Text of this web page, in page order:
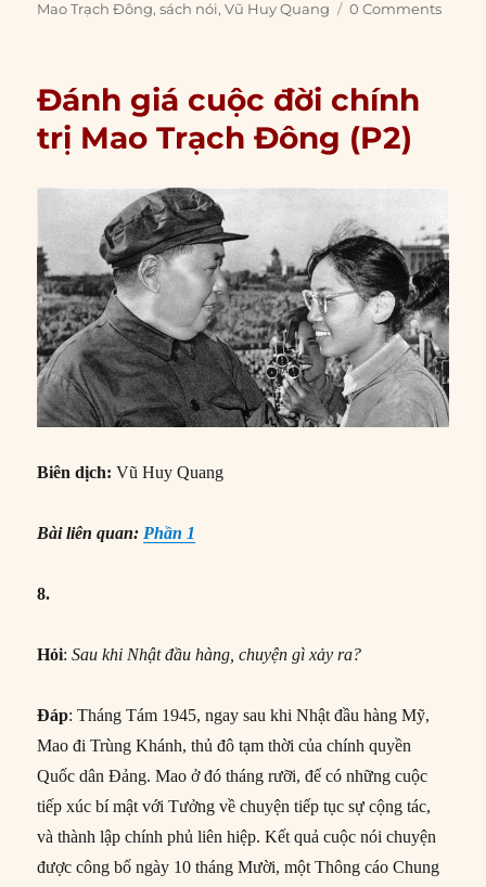
on
Mao Trạch Đông,sách nói,Vũ Huy Quang 0 Comments
Đánh giá cuộc đời chính
trị Mao Trạch Đông (P2)
Biên dịch:Vũ Huy Quang
Bài liên quan: Phần 1
8.
Hỏi:Sau khi Nhật đầu hàng, chuyện gì xảy ra?
Đáp: Tháng Tám 1945, ngay sau khi Nhật đầu hàng Mỹ,
Mao đi Trùng Khánh, thủ đô tạm thời của chính quyền
Quốc dân Đảng. Mao ở đó tháng rưỡi, để có những cuộc
tiếp xúc bí mật với Tưởng về chuyện tiếp tục sự cộng tác,
và thành lập chính phủ liên hiệp. Kết quả cuộc nói chuyện
được công bố ngày 10 tháng Mười, một Thông cáo Chung